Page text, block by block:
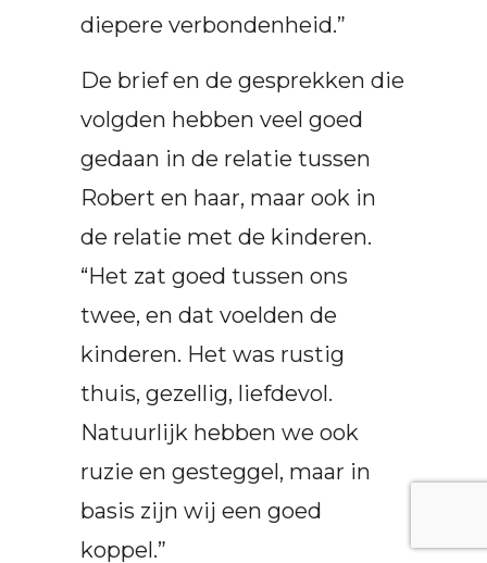
diepere verbondenheid.”
De brief en de gesprekken die
volgden hebben veel goed
gedaan in de relatie tussen
Robert en haar, maar ook in
de relatie met de kinderen.
“Het zat goed tussen ons
twee, en dat voelden de
kinderen. Het was rustig
thuis, gezellig, liefdevol.
Natuurlijk hebben we ook
ruzie en gesteggel, maar in
basis zijn wij een goed
koppel.”